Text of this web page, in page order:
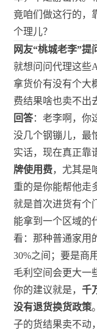
竟咱们做这行的，
个理儿？
网友“桃城老李”提
就想问问代理这些
拿货价有没有个大
费结果啥也卖不出
回答：老李啊，你
没几个钢镚儿，最
实话，现在真正靠
牌使用费，尤其是
重的是你能帮他走
就是首次进货有个
能拿到一个区域的
看：那种普通家用
30%之间；要是商
毛利空间会更大一
你的建议就是，千
没有退货换货政策
子的货结果卖不动